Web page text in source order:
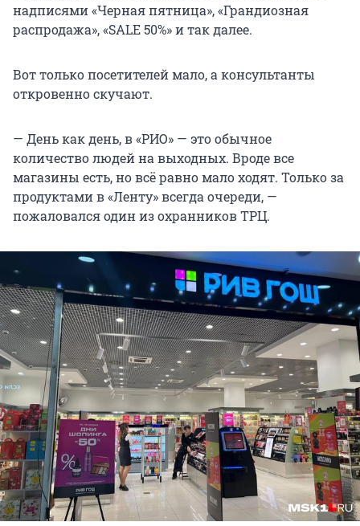
надписями «Черная пятница», «Грандиозная
распродажа», «SALE 50%» и так далее.
Вот только посетителей мало, а консультанты
откровенно скучают.
— День как день, в «РИО» — это обычное
количество людей на выходных. Вроде все
магазины есть, но всё равно мало ходят. Только за
продуктами в «Ленту» всегда очереди, —
пожаловался один из охранников ТРЦ.